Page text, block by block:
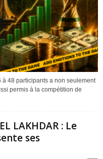
48 participants a non seulement
permis à la compétition de
LAKHDAR : Le
ses